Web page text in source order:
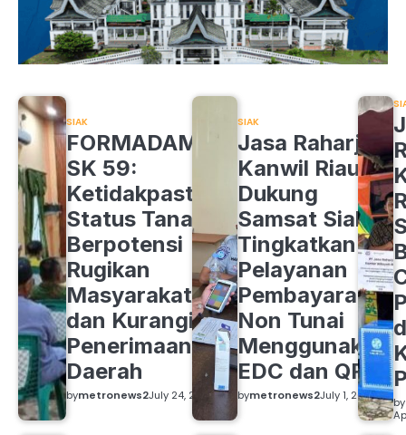
SIAK
FORMADAM
SK 59:
Ketidakpastian
Status Tanah
Berpotensi
Rugikan
Masyarakat
dan Kurangi
Penerimaan
Daerah
bymetronews2July 24, 2026
SIAK
Jasa Raharja
Kanwil Riau
Dukung
Samsat Siak
Tingkatkan
Pelayanan
Pembayaran
Non Tunai
Menggunakan
EDC dan QRIS
bymetronews2July 1, 2026 by